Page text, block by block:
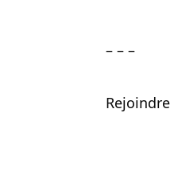
– – –
Rejoindre